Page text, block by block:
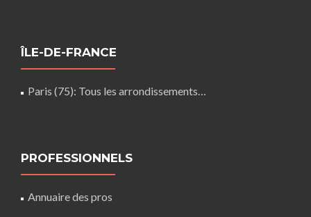
ÎLE-DE-FRANCE
Paris (75): Tous les arrondissements…
PROFESSIONNELS
Annuaire des pros